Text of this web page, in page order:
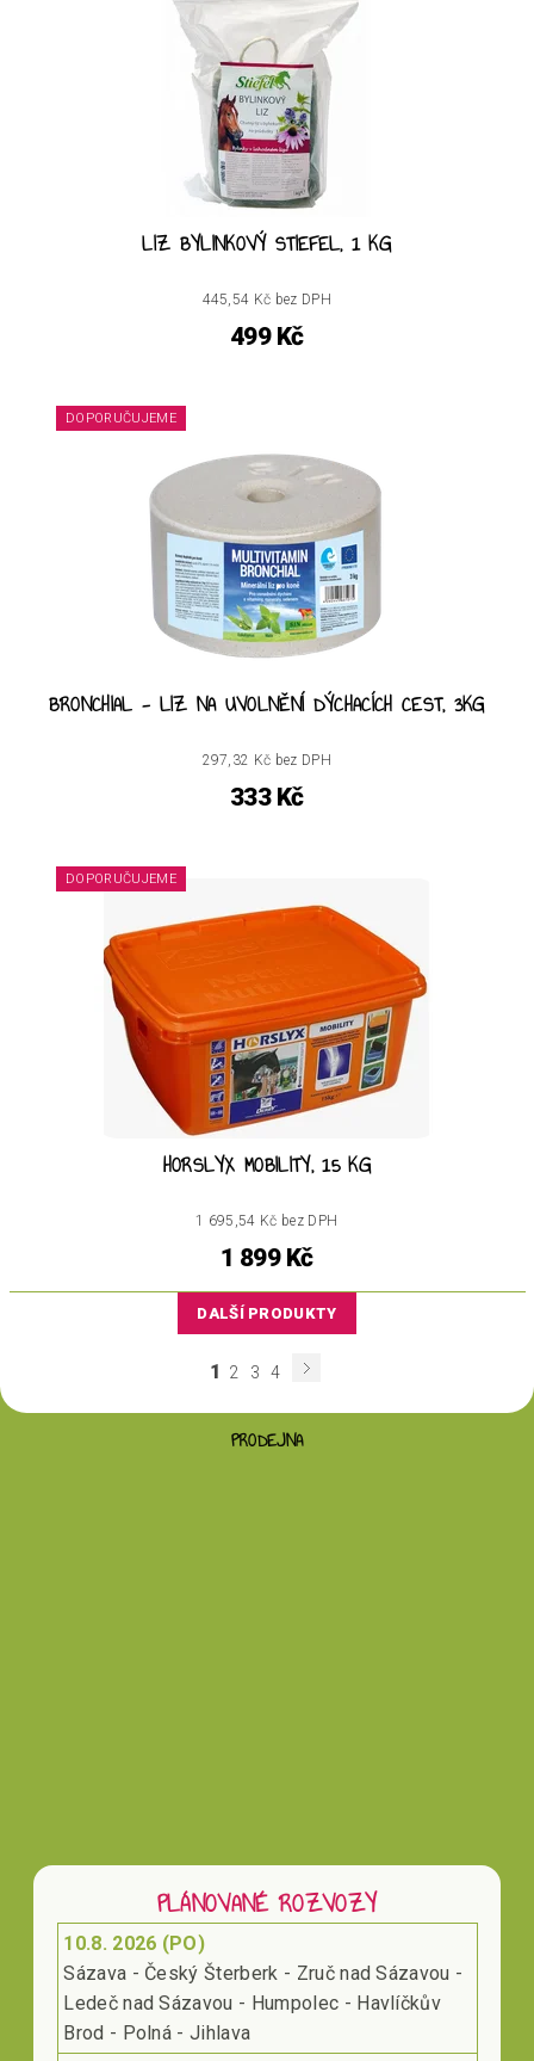
LIZ BYLINKOVÝ STIEFEL, 1 KG
445,54 Kč bez DPH
499 Kč
DOPORUČUJEME
BRONCHIAL - LIZ NA UVOLNĚNÍ DÝCHACÍCH CEST, 3KG
297,32 Kč bez DPH
333 Kč
DOPORUČUJEME
HORSLYX MOBILITY, 15 KG
1 695,54 Kč bez DPH
1 899 Kč
DALŠÍ PRODUKTY
1 2 3 4
PRODEJNA
PLÁNOVANÉ ROZVOZY
10.8. 2026 (PO)
Sázava - Český Šterberk - Zruč nad Sázavou -
Ledeč nad Sázavou - Humpolec - Havlíčkův
Brod - Polná - Jihlava